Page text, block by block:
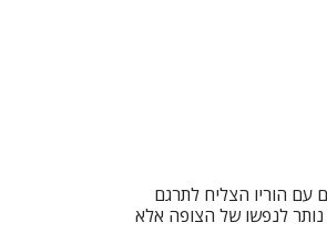
עם הוריו הצליח לתרגם
לנפשו של הצופה אלא